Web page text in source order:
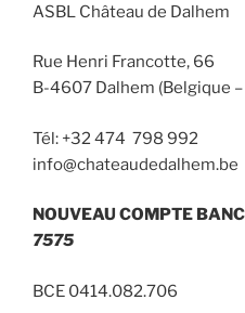
ASBL Château de Dalhem
Rue Henri Francotte, 66
B-4607 Dalhem (Belgique
Tél: +32 474 798 992
info@chateaudedalhem.be
NOUVEAU COMPTE
7575
BCE 0414.082.706